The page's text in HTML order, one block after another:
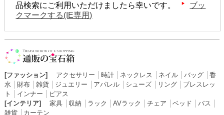
品検索にご利用いただけましたら幸いです。
ブッ
クマークする(IE専用)
[ファッション] アクセサリー 時計│ ネックレス ネイル│ バッグ│ 香
水
財布│ 雑貨│ ジュエリー アパレル│ シューズ│ リング│ ブレスレッ
ト
インナー
ピアス
[インテリア]
家具│ 収納 ラック AVラック チェア ベッド バス
雑貨│ カーテン